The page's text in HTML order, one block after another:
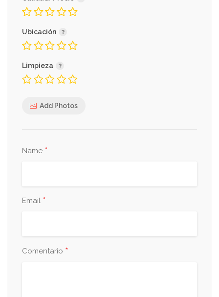
Ubicación
Limpieza
Add Photos
Name *
Email *
Comentario *